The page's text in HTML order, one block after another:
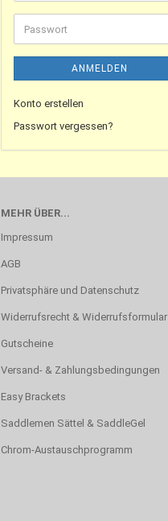
ANMELDEN
Konto erstellen
Passwort vergessen?
MEHR ÜBER...
Impressum
AGB
Privatsphäre und Datenschutz
Widerrufsrecht & Widerrufsformular
Gutscheine
Versand- & Zahlungsbedingungen
Easy Brackets
Saddlemen Sättel & SaddleGel
Chrom-Austauschprogramm